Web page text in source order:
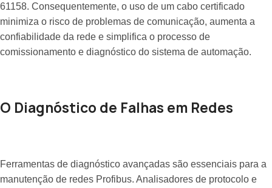
61158. Consequentemente, o uso de um cabo certificado
minimiza o risco de problemas de comunicação, aumenta a
confiabilidade da rede e simplifica o processo de
comissionamento e diagnóstico do sistema de automação.
O Diagnóstico de Falhas em Redes
Ferramentas de diagnóstico avançadas são essenciais para a
manutenção de redes Profibus. Analisadores de protocolo e